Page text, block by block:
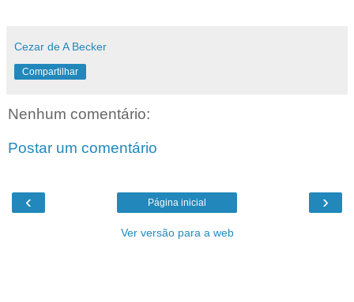
Cezar de A Becker
Compartilhar
Nenhum comentário:
Postar um comentário
‹ ›
Página inicial
Ver versão para a web